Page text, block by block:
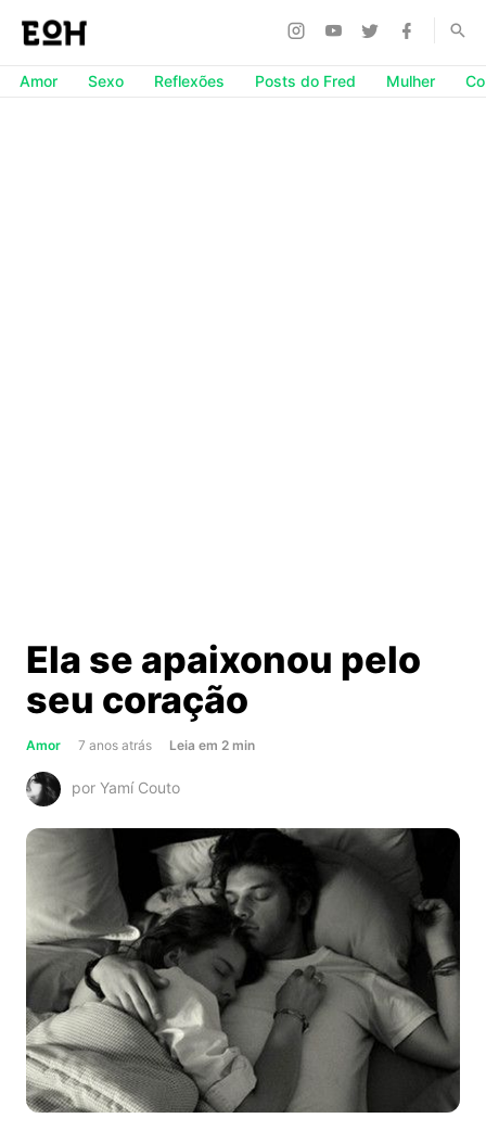
Amor Sexo Reflexões Posts do Fred Mulher
Ela se apaixonou pelo
seu coração
Amor 7 anos atrás Leia about
pelo
seu
coração
em 2 min
por Yamí Couto